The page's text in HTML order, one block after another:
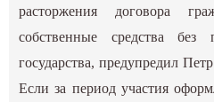
расторжения договора
собственные средства
государства, предупредил
Если за период участия